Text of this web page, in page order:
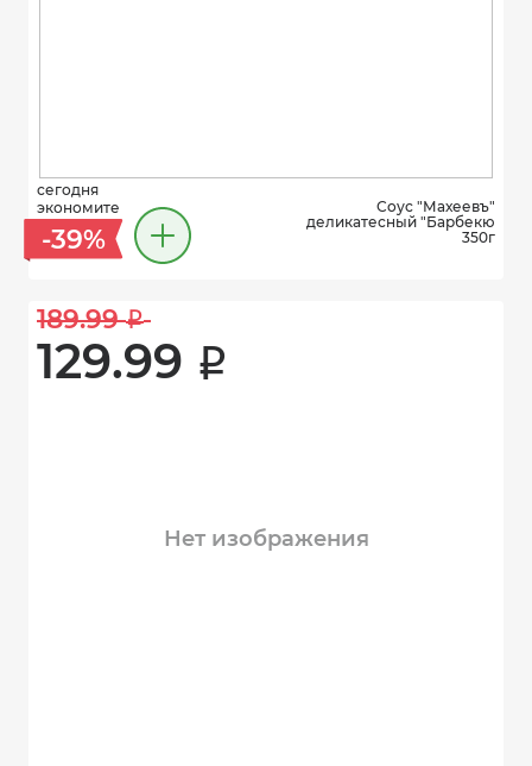
сегодня
экономите
-39%
Соус "Махеевъ"
деликатесный "Барбекю
350г
189.99 i
129.99 i
Нет изображения